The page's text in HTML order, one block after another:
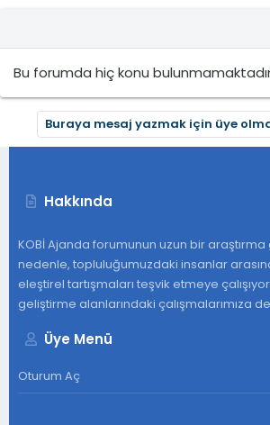
Bu forumda hiç konu
Buraya mesaj yazmak için üye
Hakkında
KOBİ Ajanda forumunun uzun bir araştırma
nedenle, topluluğumuzdaki insanlar
eleştirel tartışmaları teşvik etmeye
geliştirme alanlarındaki çalışmalarımıza
Üye Menü
Oturum Aç